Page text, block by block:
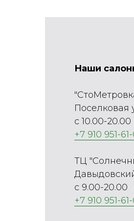
Наши
Поселковая
с 10.00-20.00
+7 910 951-
ТЦ
с 9.00-20.00
+7 910 951-